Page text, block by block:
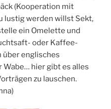
(Kooperation mit
lustig werden willst Sekt,
ein Omelette und
oder Kaffee-
über englisches
Wabe… hier gibt es alles
zu lauschen.